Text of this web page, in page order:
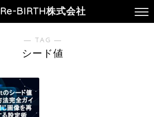
Re-BIRTH株式会社
― TAG ―
シード値